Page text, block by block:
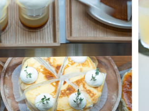
!
ーターはこちら
ジン「LAND」編集部と一緒に、いつも
先を一緒に探してくれる仲間「サポー
！公式LINEで編集部と直接チャットで
場所。おすすめのお店や特集してほし